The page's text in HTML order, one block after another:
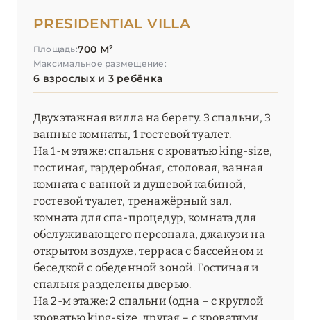
PRESIDENTIAL VILLA
Площадь:700 М²
Максимальное размещение:
6 взрослых и 3 ребёнка
Двухэтажная вилла на берегу. 3 спальни, 3
ванные комнаты, 1 гостевой туалет.
На 1-м этаже: спальня с кроватью king-size,
гостиная, гардеробная, столовая, ванная
комната с ванной и душевой кабиной,
гостевой туалет, тренажёрный зал,
комната для спа-процедур, комната для
обслуживающего персонала, джакузи на
открытом воздухе, терраса с бассейном и
беседкой с обеденной зоной. Гостиная и
спальня разделены дверью.
На 2-м этаже: 2 спальни (одна – с круглой